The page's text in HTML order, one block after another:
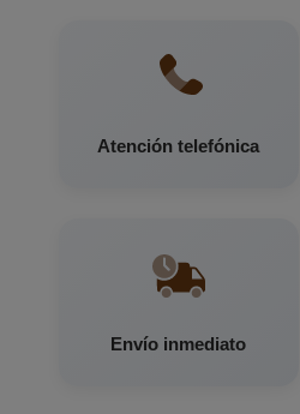
Atención telefónica
Envío inmediato